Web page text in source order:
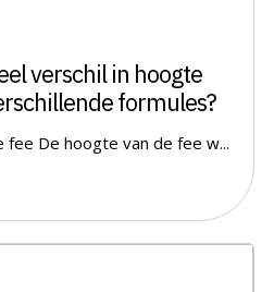
verschil in hoogte
formules?
fee De hoogte van de fee w...